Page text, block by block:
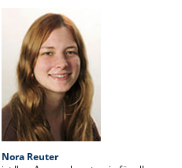
Nora Reuter